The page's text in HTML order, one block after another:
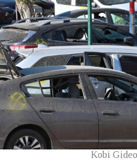
Kobi